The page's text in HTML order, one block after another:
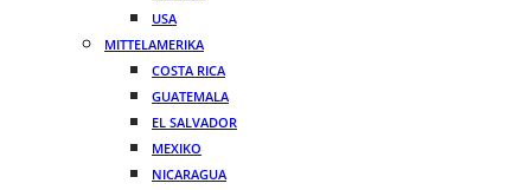
USA
MITTELAMERIKA
COSTA RICA
GUATEMALA
EL SALVADOR
MEXIKO
NICARAGUA